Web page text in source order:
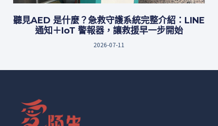
聽見AED 是什麼？急救守護系統完整介紹：LINE
通知＋IoT 警報器，讓救援早一步開始
2026-07-11